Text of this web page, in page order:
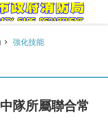
強化技能
隊所屬聯合常